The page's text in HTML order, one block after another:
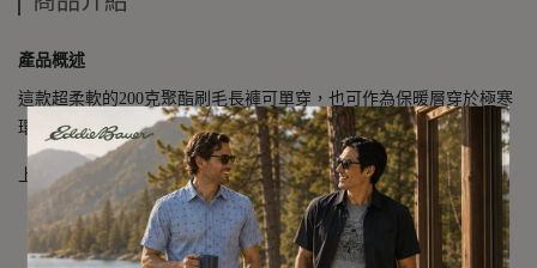
產品概述
這款超柔軟的200克聚酯刷毛長褲可單穿，也可作為保暖層穿於極寒
環境下。
上檔兩片式襯片與側邊拼接設計提供靈活活動性。